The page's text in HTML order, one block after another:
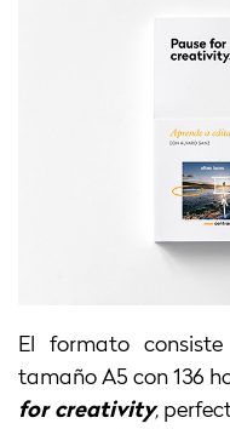
El formato
tamaño A5 con 136
for creativity,